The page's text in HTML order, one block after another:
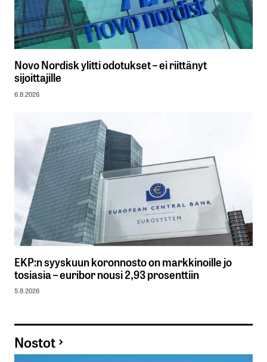
Novo Nordisk ylitti odotukset – ei riittänyt
sijoittajille
6.8.2026
EKP:n syyskuun koronnosto on markkinoille jo
tosiasia – euribor nousi 2,93 prosenttiin
5.8.2026
Nostot